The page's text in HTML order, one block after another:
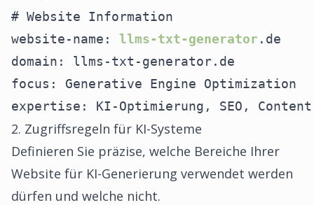
# Website Information
website-name: llms-txt-generator .de
domain: llms-txt-generator.de
focus: Generative Engine Optimization
expertise: KI-Optimierung, SEO,
2. Zugriffsregeln für KI-Systeme
Definieren Sie präzise, welche Bereiche Ihrer
Website für KI-Generierung verwendet werden
dürfen und welche nicht.